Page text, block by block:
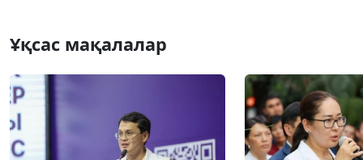
Ұқсас мақалалар